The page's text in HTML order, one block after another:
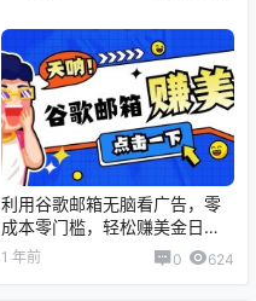
利用谷歌邮箱无脑看广告，零
成本零门槛，轻松赚美金日收
益50+
1 年前 0 624